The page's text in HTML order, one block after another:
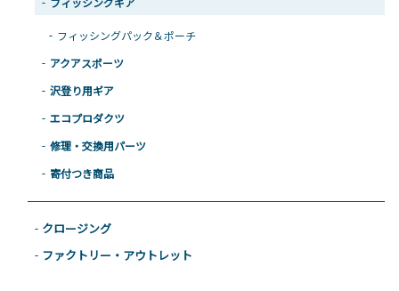
フィッシングパック＆ポーチ
アクアスポーツ
沢登り用ギア
エコプロダクツ
修理・交換用パーツ
寄付つき商品
クロージング
ファクトリー・アウトレット